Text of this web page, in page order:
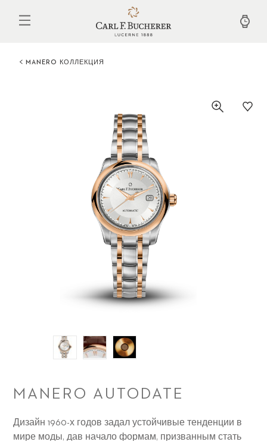
основному
MANERO КОЛЛЕКЦИЯ
MANERO AUTODATE
Дизайн 1960-х годов задал устойчивые тенденции в
мире моды, дав начало формам, призванным стать